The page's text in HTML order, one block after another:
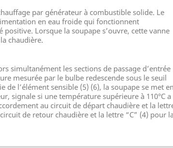
par générateur à combustible solide. Le
en eau froide qui fonctionnent
Lorsque la soupape s’ouvre, cette vanne
chaudière.
simultanément les sections de passage d’entrée
mesurée par le bulbe redescende sous le seuil
de l’élément sensible (5) (6), la soupape se met en
signale si une température supérieure à 110°C a
au circuit de départ chaudière et la
de retour chaudière et la lettre “C” (4) pour